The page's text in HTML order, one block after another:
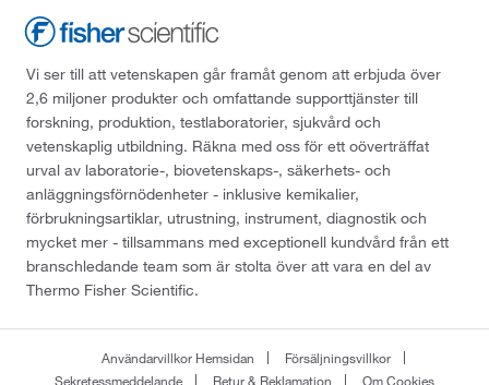
Vi ser till att vetenskapen går framåt genom att erbjuda över
2,6 miljoner produkter och omfattande supporttjänster till
forskning, produktion, testlaboratorier, sjukvård och
vetenskaplig utbildning. Räkna med oss för ett oöverträffat
urval av laboratorie-, biovetenskaps-, säkerhets- och
anläggningsförnödenheter - inklusive kemikalier,
förbrukningsartiklar, utrustning, instrument, diagnostik och
mycket mer - tillsammans med exceptionell kundvård från ett
branschledande team som är stolta över att vara en del av
Thermo Fisher Scientific.
Användarvillkor Hemsidan
Försäljningsvillkor
Sekretessmeddelande
Retur & Reklamation Om Cookies